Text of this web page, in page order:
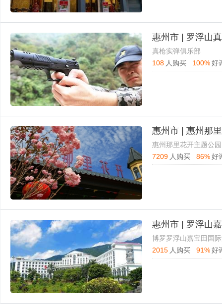
惠州市 | 罗浮山
真枪实弹俱乐部
108 人购买 100%好
惠州市 | 惠州那
惠州那里花开主题公园
7209 人购买 86%好
惠州市 | 罗浮山
博罗罗浮山嘉宝田国
2015 人购买 91%好